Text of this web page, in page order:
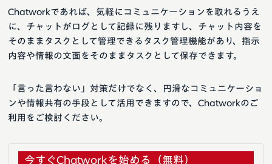
Chatworkであれば、気軽にコミュニケーションを取れるうえ
に、チャットがログとして記録に残りますし、チャット内容を
そのままタスクとして管理できるタスク管理機能があり、指示
内容や情報の文面をそのままタスクとして保存できます。
「言った言わない」対策だけでなく、円滑なコミュニケーショ
ンや情報共有の手段として活用できますので、Chatworkのご
利用をご検討ください。
今すぐChatworkを始める（無料）